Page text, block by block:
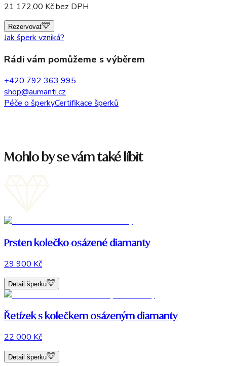
21 172,00 Kč bez DPH
Rezervovat
Jak šperk vzniká?
Rádi vám pomůžeme s výběrem
+420 792 363 995
shop@aumanti.cz
Péče o šperkyCertifikace šperků
Mohlo by se vám také líbit
Prsten kolečko osázené diamanty
29 900 Kč
Detail šperku
Řetízek s kolečkem osázeným diamanty
22 000 Kč
Detail šperku